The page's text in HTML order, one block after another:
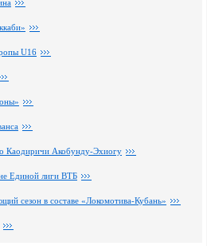
U16
Каодиричи Акобунду-Эхиогу
Единой лиги ВТБ
сезон в составе «Локомотива-Кубань»